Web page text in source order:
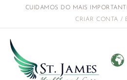
CUIDAMOS DO MAIS
CRIAR CONTA /